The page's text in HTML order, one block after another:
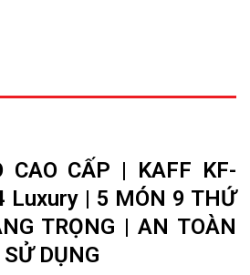
CAO CẤP | KAFF KF-
Luxury | 5 MÓN 9 THỨ
TRỌNG | AN TOÀN
DỤNG